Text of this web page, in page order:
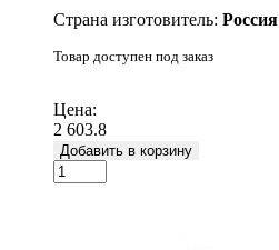
Страна изготовитель: Россия
Товар доступен под заказ
Цена:
2 603.8
Добавить в корзину